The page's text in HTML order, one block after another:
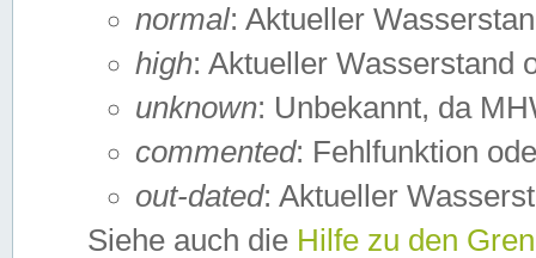
normal: Aktueller
high: Aktueller Wasserstand
unknown: Unbekannt, da
commented: Fehlfunktion
out-dated: Aktueller
Siehe auch die Hilfe zu den